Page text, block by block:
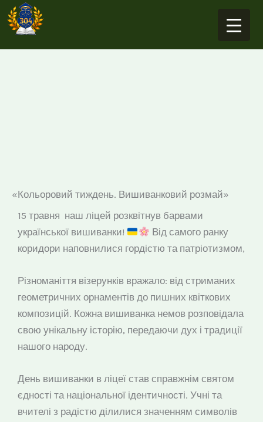
Перейти
до
«Кольоровий тиждень. Вишиванковий розмай»
15 травня наш ліцей розквітнув барвами
української вишиванки!
Від самого ранку
коридори наповнилися гордістю та патріотизмом,
Різноманіття візерунків вражало: від стриманих
геометричних орнаментів до пишних квіткових
композицій. Кожна вишиванка немов розповідала
свою унікальну історію, передаючи дух і традиції
нашого народу.
День вишиванки в ліцеї став справжнім святом
єдності та національної ідентичності. Учні та
вчителі з радістю ділилися значенням символів